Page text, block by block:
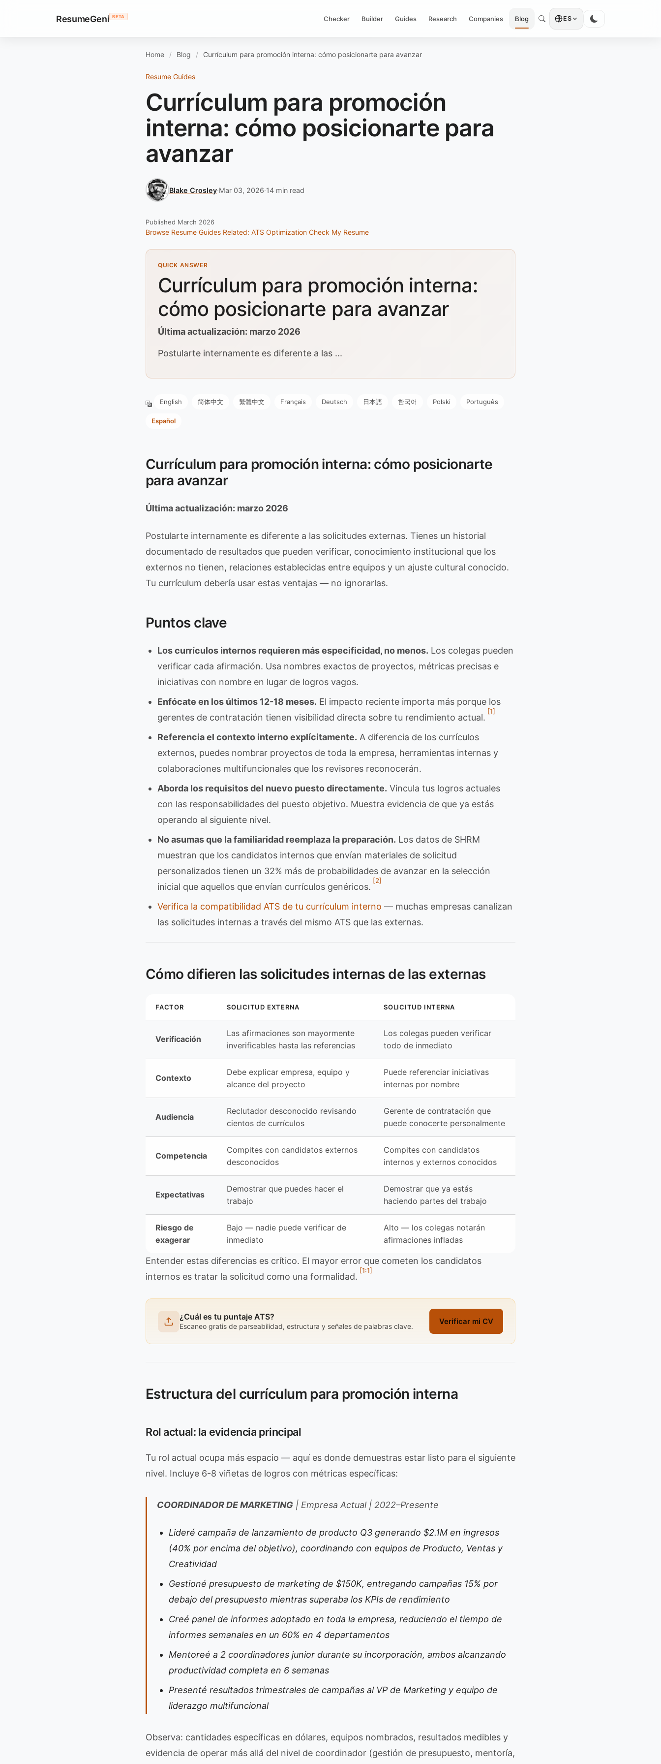
ResumeGeni BETA Checker Builder Guides Research Companies Blog ES
Home Blog Currículum para promoción interna: cómo posicionarte para avanzar
Resume Guides
Currículum para promoción
interna: cómo posicionarte para
avanzar
Blake Crosley·Mar 03, 2026·14 min read
Published March 2026
Browse Resume Guides Related: ATS Optimization Check My Resume
QUICK ANSWER
Currículum para promoción interna:
cómo posicionarte para avanzar
Última actualización: marzo 2026
Postularte internamente es diferente a las ...
English 简体中文 繁體中文 Français Deutsch 日本語 한국어 Polski Português
Español
Currículum para promoción interna: cómo posicionarte
para avanzar
Última actualización: marzo 2026
Postularte internamente es diferente a las solicitudes externas. Tienes un historial
documentado de resultados que pueden verificar, conocimiento institucional que los
externos no tienen, relaciones establecidas entre equipos y un ajuste cultural conocido.
Tu currículum debería usar estas ventajas — no ignorarlas.
Puntos clave
Los currículos internos requieren más especificidad, no menos. Los colegas pueden
verificar cada afirmación. Usa nombres exactos de proyectos, métricas precisas e
iniciativas con nombre en lugar de logros vagos.
Enfócate en los últimos 12-18 meses. El impacto reciente importa más porque los
gerentes de contratación tienen visibilidad directa sobre tu rendimiento actual.
[1]
Referencia el contexto interno explícitamente. A diferencia de los currículos
externos, puedes nombrar proyectos de toda la empresa, herramientas internas y
colaboraciones multifuncionales que los revisores reconocerán.
Aborda los requisitos del nuevo puesto directamente. Vincula tus logros actuales
con las responsabilidades del puesto objetivo. Muestra evidencia de que ya estás
operando al siguiente nivel.
No asumas que la familiaridad reemplaza la preparación. Los datos de SHRM
muestran que los candidatos internos que envían materiales de solicitud
personalizados tienen un 32% más de probabilidades de avanzar en la selección
inicial que aquellos que envían currículos genéricos.
[2]
Verifica la compatibilidad ATS de tu currículum interno — muchas empresas canalizan
las solicitudes internas a través del mismo ATS que las externas.
Cómo difieren las solicitudes internas de las externas
FACTOR SOLICITUD EXTERNA SOLICITUD INTERNA
Verificación
Las afirmaciones son mayormente
inverificables hasta las referencias
Los colegas pueden verificar
todo de inmediato
Contexto
Debe explicar empresa, equipo y
alcance del proyecto
Puede referenciar iniciativas
internas por nombre
Audiencia
Reclutador desconocido revisando
cientos de currículos
Gerente de contratación que
puede conocerte personalmente
Competencia
Compites con candidatos externos
desconocidos
Compites con candidatos
internos y externos conocidos
Expectativas
Demostrar que puedes hacer el
trabajo
Demostrar que ya estás
haciendo partes del trabajo
Riesgo de
exagerar
Bajo — nadie puede verificar de
inmediato
Alto — los colegas notarán
afirmaciones infladas
Entender estas diferencias es crítico. El mayor error que cometen los candidatos
internos es tratar la solicitud como una formalidad.
[1:1]
¿Cuál es tu puntaje ATS?
Escaneo gratis de parseabilidad, estructura y señales de palabras clave.
Verificar mi CV
Estructura del currículum para promoción interna
Rol actual: la evidencia principal
Tu rol actual ocupa más espacio — aquí es donde demuestras estar listo para el siguiente
nivel. Incluye 6-8 viñetas de logros con métricas específicas:
COORDINADOR DE MARKETING | Empresa Actual | 2022–Presente
Lideré campaña de lanzamiento de producto Q3 generando $2.1M en ingresos
(40% por encima del objetivo), coordinando con equipos de Producto, Ventas y
Creatividad
Gestioné presupuesto de marketing de $150K, entregando campañas 15% por
debajo del presupuesto mientras superaba los KPIs de rendimiento
Creé panel de informes adoptado en toda la empresa, reduciendo el tiempo de
informes semanales en un 60% en 4 departamentos
Mentoreé a 2 coordinadores junior durante su incorporación, ambos alcanzando
productividad completa en 6 semanas
Presenté resultados trimestrales de campañas al VP de Marketing y equipo de
liderazgo multifuncional
Observa: cantidades específicas en dólares, equipos nombrados, resultados medibles y
evidencia de operar más allá del nivel de coordinador (gestión de presupuesto, mentoría,